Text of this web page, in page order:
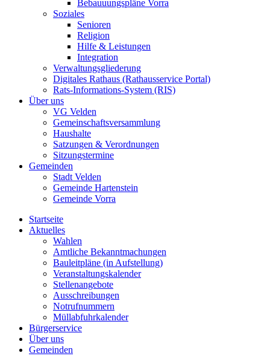
Bebauuungspläne Vorra
Soziales
Senioren
Religion
Hilfe & Leistungen
Integration
Verwaltungsgliederung
Digitales Rathaus (Rathausservice Portal)
Rats-Informations-System (RIS)
Über uns
VG Velden
Gemeinschaftsversammlung
Haushalte
Satzungen & Verordnungen
Sitzungstermine
Gemeinden
Stadt Velden
Gemeinde Hartenstein
Gemeinde Vorra
Startseite
Aktuelles
Wahlen
Amtliche Bekanntmachungen
Bauleitpläne (in Aufstellung)
Veranstaltungskalender
Stellenangebote
Ausschreibungen
Notrufnummern
Müllabfuhrkalender
Bürgerservice
Über uns
Gemeinden